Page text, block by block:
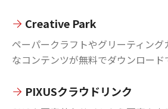
Creative Park
ペーパークラフトやグリーティング
なコンテンツが無料でダウンロード
PIXUSクラウドリンク